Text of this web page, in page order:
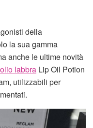
della
la sua gamma
anche le ultime novità
olio labbra Lip Oil Potion
utilizzabili per